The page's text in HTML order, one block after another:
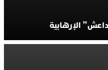
الإرهابية